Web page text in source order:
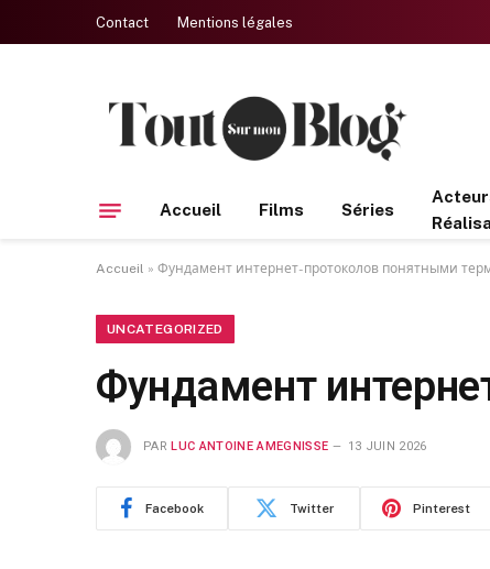
Contact Mentions légales
Accueil Films Séries
Accueil » Фундамент интернет-протоколов понятными
UNCATEGORIZED
Фундамент
PAR LUC ANTOINE AMEGNISSE 13 JUIN 2026
Facebook Twitter Pinterest